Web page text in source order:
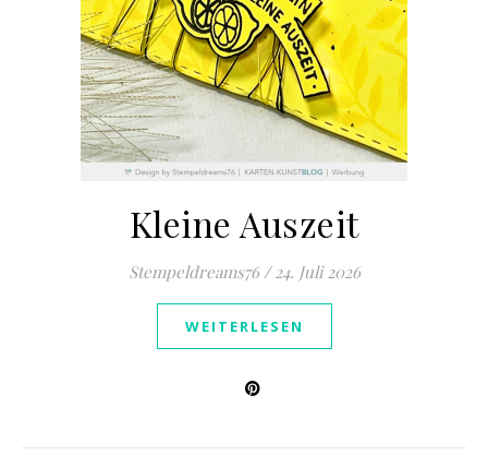
Kleine Auszeit
Stempeldreams76 / 24. Juli 2026
WEITERLESEN